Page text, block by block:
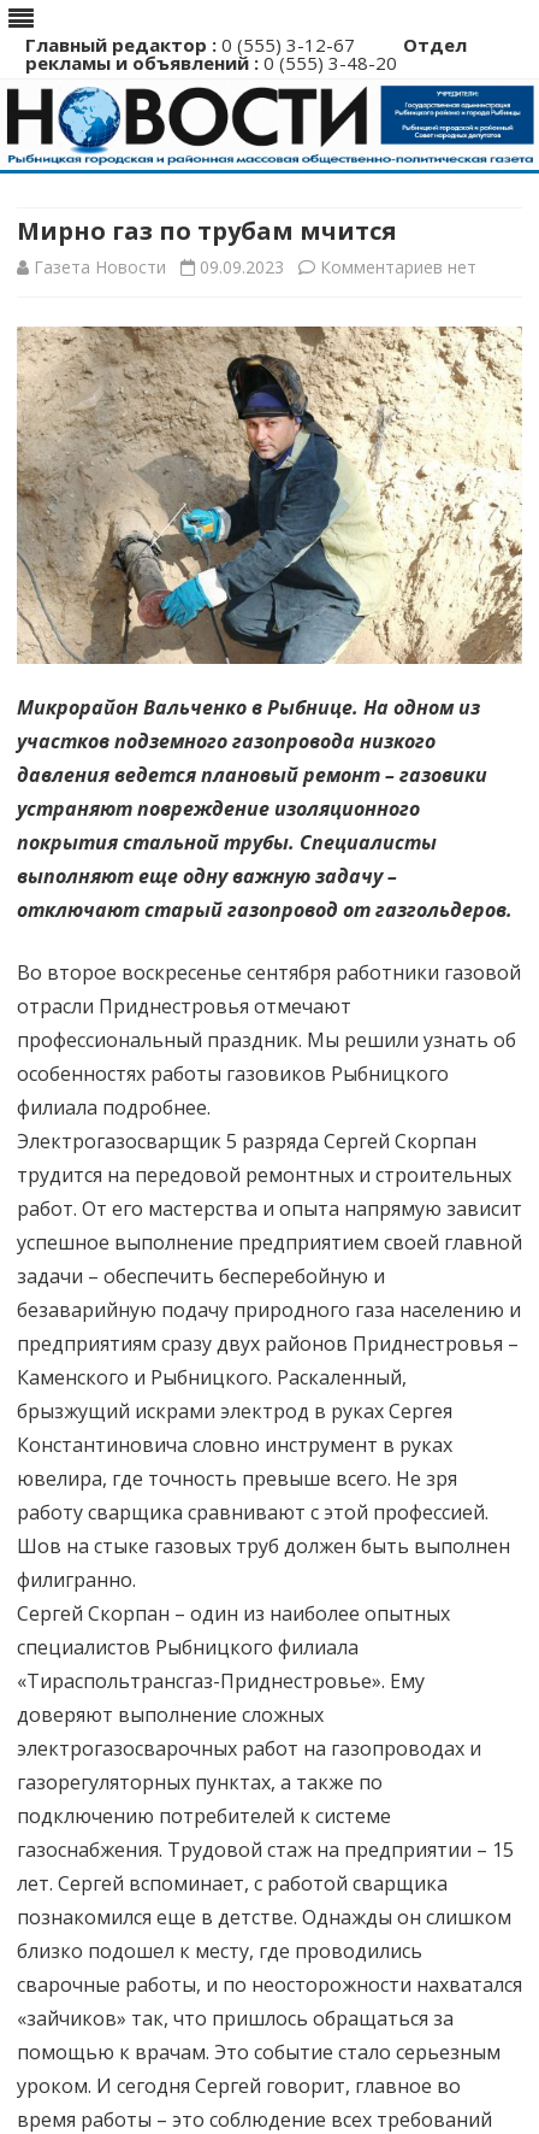
Главный редактор : 0 (555) 3-12-67 Отдел
рекламы и объявлений : 0 (555) 3-48-20
Перейти
Мирно газ по трубам мчится
Газета Новости 09.09.2023 Комментариев к
Мирно
газ
по
трубам
мчится
нет
Микрорайон Вальченко в Рыбнице. На одном из
участков подземного газопровода низкого
давления ведется плановый ремонт – газовики
устраняют повреждение изоляционного
покрытия стальной трубы. Специалисты
выполняют еще одну важную задачу –
отключают старый газопровод от газгольдеров.
Во второе воскресенье сентября работники газовой
отрасли Приднестровья отмечают
профессиональный праздник. Мы решили узнать об
особенностях работы газовиков Рыбницкого
филиала подробнее.
Электрогазосварщик 5 разряда Сергей Скорпан
трудится на передовой ремонтных и строительных
работ. От его мастерства и опыта напрямую зависит
успешное выполнение предприятием своей главной
задачи – обеспечить бесперебойную и
безаварийную подачу природного газа населению и
предприятиям сразу двух районов Приднестровья –
Каменского и Рыбницкого. Раскаленный,
брызжущий искрами электрод в руках Сергея
Константиновича словно инструмент в руках
ювелира, где точность превыше всего. Не зря
работу сварщика сравнивают с этой профессией.
Шов на стыке газовых труб должен быть выполнен
филигранно.
Сергей Скорпан – один из наиболее опытных
специалистов Рыбницкого филиала
«Тираспольтрансгаз-Приднестровье». Ему
доверяют выполнение сложных
электрогазосварочных работ на газопроводах и
газорегуляторных пунктах, а также по
подключению потребителей к системе
газоснабжения. Трудовой стаж на предприятии – 15
лет. Сергей вспоминает, с работой сварщика
познакомился еще в детстве. Однажды он слишком
близко подошел к месту, где проводились
сварочные работы, и по неосторожности нахватался
«зайчиков» так, что пришлось обращаться за
помощью к врачам. Это событие стало серьезным
уроком. И сегодня Сергей говорит, главное во
время работы – это соблюдение всех требований